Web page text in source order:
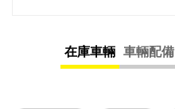
在庫車輛 車輛配備